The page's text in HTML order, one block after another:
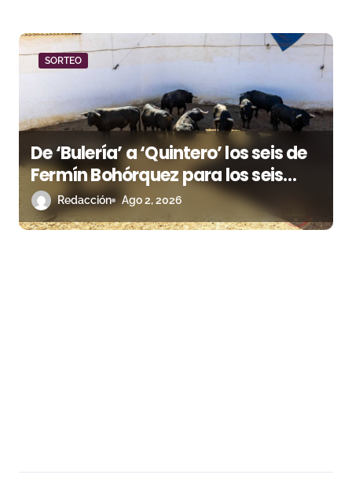
SORTEO
De ‘Bulería’ a ‘Quintero’ los seis de
Fermín Bohórquez para los seis
rejoneadores esta tarde en Huelva
Redacción Ago 2, 2026